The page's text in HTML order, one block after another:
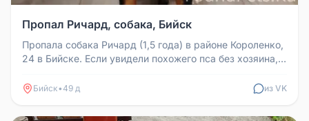
Пропал Ричард, собака, Бийск
Пропала собака Ричард (1,5 года) в районе Короленко,
24 в Бийске. Если увидели похожего пса без хозяина,
Бийск•49 д из VK